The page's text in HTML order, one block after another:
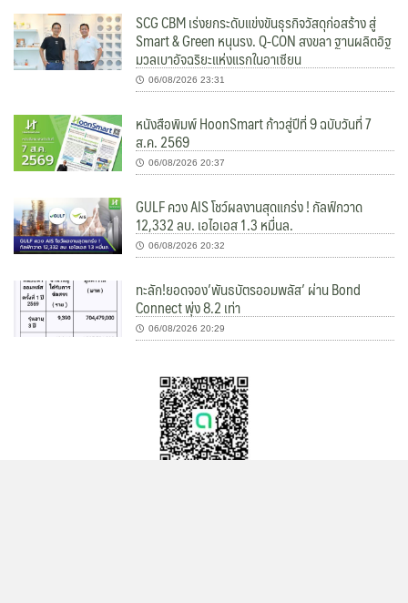
SCG CBM เร่งยกระดับแข่งขันธุรกิจวัสดุก่อสร้าง สู่
Smart & Green หนุนรง. Q-CON สงขลา ฐานผลิตอิฐ
มวลเบาอัจฉริยะแห่งแรกในอาเซียน
06/08/2026 23:31
หนังสือพิมพ์ HoonSmart ก้าวสู่ปีที่ 9 ฉบับวันที่ 7
ส.ค. 2569
06/08/2026 20:37
GULF ควง AIS โชว์ผลงานสุดแกร่ง ! กัลฟ์กวาด
12,332 ลบ. เอไอเอส 1.3 หมื่นล.
06/08/2026 20:32
ทะลัก!ยอดจอง’พันธบัตรออมพลัส’ ผ่าน Bond
Connect พุ่ง 8.2 เท่า
06/08/2026 20:29